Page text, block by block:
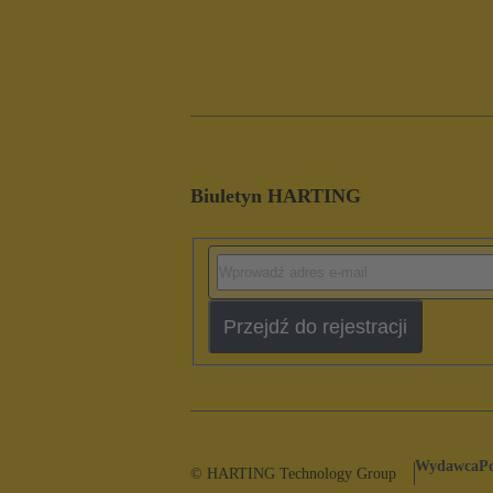
Biuletyn HARTING
Przejdź do rejestracji
© HARTING Technology Group Wydawca